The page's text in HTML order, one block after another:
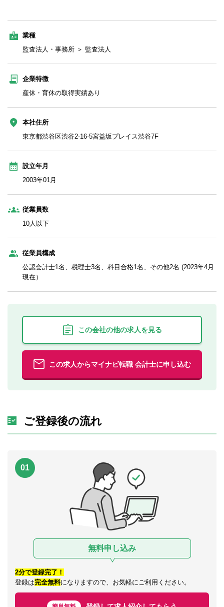
業種
監査法人・事務所 ＞ 監査法人
企業特徴
産休・育休の取得実績あり
本社住所
東京都渋谷区渋谷2-16-5宮益坂プレイス渋谷7F
設立年月
2003年01月
従業員数
10人以下
従業員構成
公認会計士1名、税理士3名、科目合格1名、その他2名 (2023年4月
現在）
この会社の他の求人を見る
この求人からマイナビ転職 会計士に申し込む
ご登録後の流れ
01
無料申し込み
2分で登録完了！
登録は完全無料になりますので、お気軽にご利用ください。